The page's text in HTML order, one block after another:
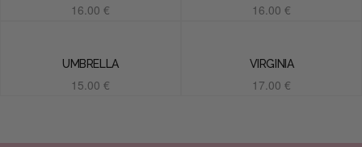
16.00 €
16.00 €
UMBRELLA
15.00 €
VIRGINIA
17.00 €